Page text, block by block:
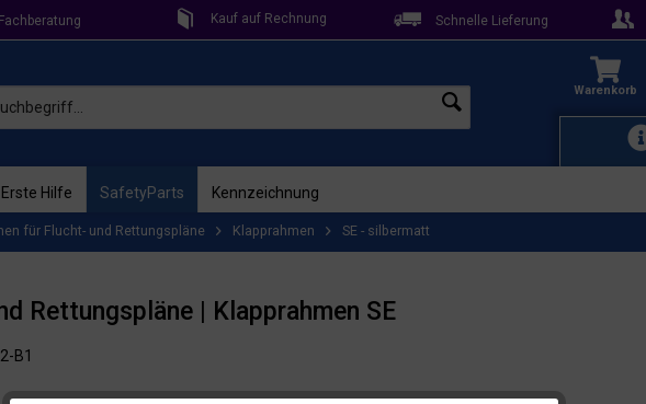
Fachberatung Kauf auf Rechnung Schnelle Lieferung
Warenkorb
Erste Hilfe SafetyParts Kennzeichnung
für Flucht- und Rettungspläne Klapprahmen SE - silbermatt
Rettungspläne | Klapprahmen SE
B1